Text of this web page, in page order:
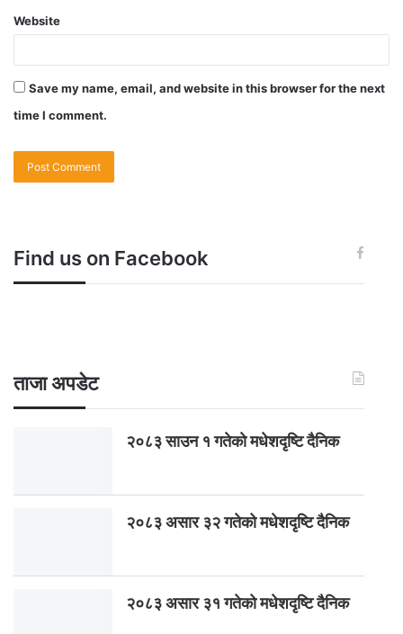
Website
Save my name, email, and website in this browser for the next
time I comment.
Find us on Facebook
ताजा अपडेट
२०८३ साउन १ गतेकाे मधेशदृष्टि दैनिक
२०८३ असार ३२ गतेको मधेशदृष्टि दैनिक
२०८३ असार ३१ गतेको मधेशदृष्टि दैनिक